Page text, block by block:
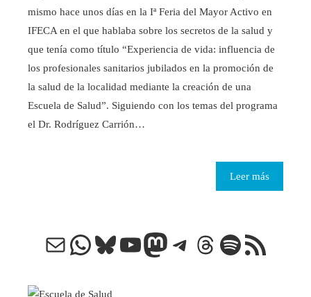
mismo hace unos días en la Iª Feria del Mayor Activo en
IFECA en el que hablaba sobre los secretos de la salud y
que tenía como título “Experiencia de vida: influencia de
los profesionales sanitarios jubilados en la promoción de
la salud de la localidad mediante la creación de una
Escuela de Salud”. Siguiendo con los temas del programa
el Dr. Rodríguez Carrión…
Leer más
Correo electrónico
WhatsApp
Bluesky
YouTube
Mastodon
Telegram
Threads
Spotify
Feed RSS